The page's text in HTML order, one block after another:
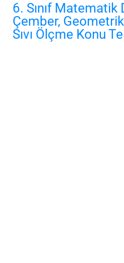
6. Sınıf Matematik
Çember,
Sıvı Ölçme Konu